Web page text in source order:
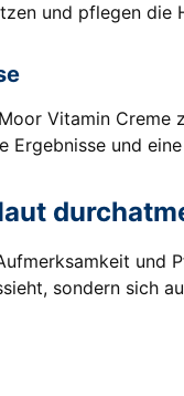
und pflegen die
Vitamin
Ergebnisse und
und
sondern sich